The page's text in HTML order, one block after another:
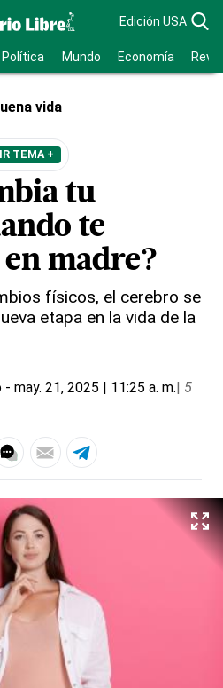
Edición USA
Política Mundo Economía
vida
TEMA +
tu
te
madre?
físicos, el cerebro se
etapa en la vida de la
- may. 21, 2025 | 11:25 a. m.| 5